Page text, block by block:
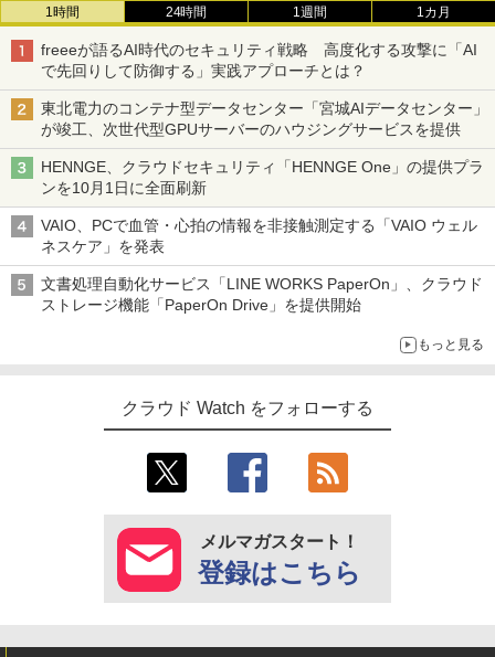
1時間 24時間 1週間 1カ月
freeeが語るAI時代のセキュリティ戦略 高度化する攻撃に「AI
で先回りして防御する」実践アプローチとは？
東北電力のコンテナ型データセンター「宮城AIデータセンター」
が竣工、次世代型GPUサーバーのハウジングサービスを提供
HENNGE、クラウドセキュリティ「HENNGE One」の提供プラ
ンを10月1日に全面刷新
VAIO、PCで血管・心拍の情報を非接触測定する「VAIO ウェル
ネスケア」を発表
文書処理自動化サービス「LINE WORKS PaperOn」、クラウド
ストレージ機能「PaperOn Drive」を提供開始
もっと見る
クラウド Watch をフォローする
メルマガスタート！
登録はこちら